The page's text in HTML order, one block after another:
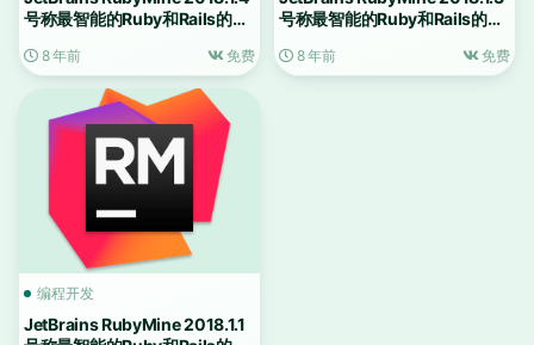
号称最智能的Ruby和Rails的
8 年前 免费
号称最智能的Ruby和Rails的
8 年前 免费
编程开发
JetBrains RubyMine 2018.1.1